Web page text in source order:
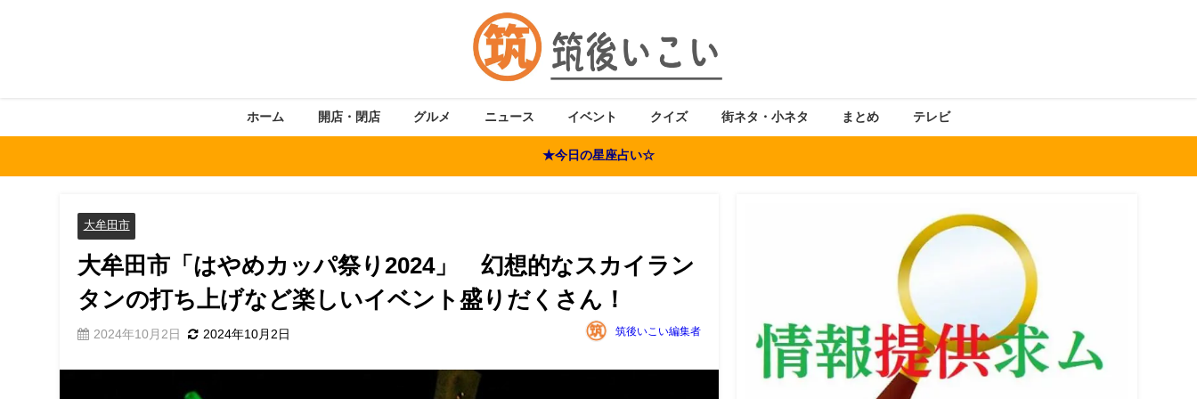
ホーム 開店・閉店 グルメ ニュース イベント クイズ 街ネタ・小ネタ まとめ テレビ
★今日の星座占い☆
大牟田市
大牟田市「はやめカッパ祭り2024」 幻想的なスカイラン
タンの打ち上げなど楽しいイベント盛りだくさん！
2024年10月2日 2024年10月2日 筑後いこい編集者